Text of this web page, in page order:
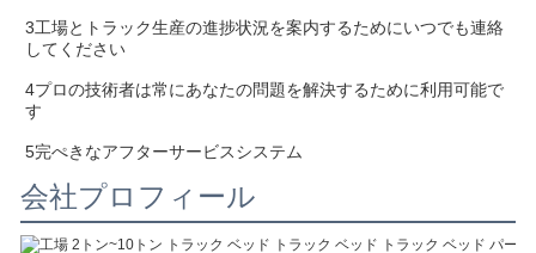
3工場とトラック生産の進捗状況を案内するためにいつでも連絡
してください
4プロの技術者は常にあなたの問題を解決するために利用可能で
す
5完ぺきなアフターサービスシステム
会社プロフィール